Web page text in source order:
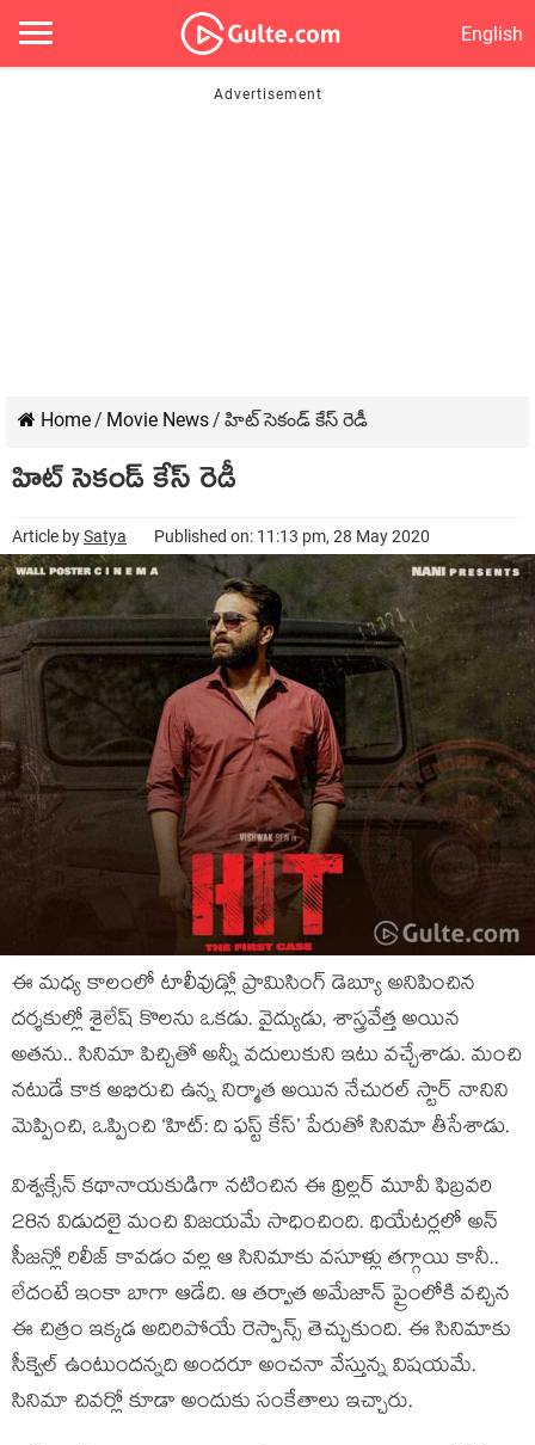
English
Home/ Movie News/ హిట్ సెకండ్ కేస్ రెడీ
హిట్ సెకండ్ కేస్ రెడీ
Article bySatya Published on: 11:13 pm, 28 May 2020
ఈ మధ్య కాలంలో టాలీవుడ్లో ప్రామిసింగ్ డెబ్యూ అనిపించిన
దర్శకుల్లో శైలేష్ కొలను ఒకడు. వైద్యుడు, శాస్త్రవేత్త అయిన
అతను.. సినిమా పిచ్చితో అన్నీ వదులుకుని ఇటు వచ్చేశాడు. మంచి
నటుడే కాక అభిరుచి ఉన్న నిర్మాత అయిన నేచురల్ స్టార్ నానిని
మెప్పించి, ఒప్పించి ‘హిట్: ది ఫస్ట్ కేస్’ పేరుతో సినిమా తీసేశాడు.
విశ్వక్సేన్ కథానాయకుడిగా నటించిన ఈ థ్రిల్లర్ మూవీ ఫిబ్రవరి
28న విడుదలై మంచి విజయమే సాధించింది. థియేటర్లలో అన్
సీజన్లో రిలీజ్ కావడం వల్ల ఆ సినిమాకు వసూళ్లు తగ్గాయి కానీ..
లేదంటే ఇంకా బాగా ఆడేది. ఆ తర్వాత అమేజాన్ ప్రైంలోకి వచ్చిన
ఈ చిత్రం ఇక్కడ అదిరిపోయే రెస్పాన్స్ తెచ్చుకుంది. ఈ సినిమాకు
సీక్వెల్ ఉంటుందన్నది అందరూ అంచనా వేస్తున్న విషయమే.
సినిమా చివర్లో కూడా అందుకు సంకేతాలు ఇచ్చారు.